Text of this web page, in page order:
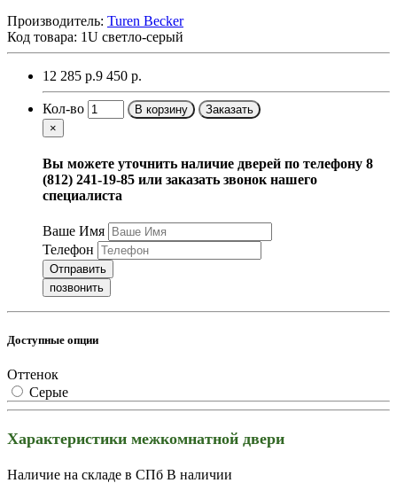
Производитель: Turen Becker
Код товара: 1U светло-серый
12 285 р.9 450 р.
Кол-во В корзину
Заказать
×
Вы можете уточнить наличие дверей по телефону 8
(812) 241-19-85 или заказать звонок нашего
специалиста
Ваше Имя
Телефон
Отправить
позвонить
Доступные опции
Оттенок
Серые
Характеристики межкомнатной двери
Наличие на складе в СПб В наличии